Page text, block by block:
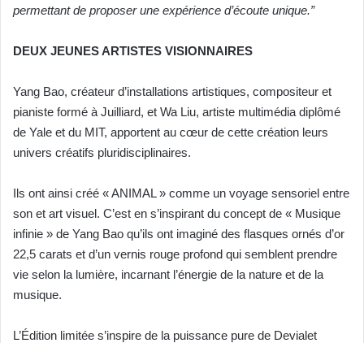
permettant de proposer une expérience d’écoute unique.”
DEUX JEUNES ARTISTES VISIONNAIRES
Yang Bao, créateur d’installations artistiques, compositeur et
pianiste formé à Juilliard, et Wa Liu, artiste multimédia diplômé
de Yale et du MIT, apportent au cœur de cette création leurs
univers créatifs pluridisciplinaires.
Ils ont ainsi créé « ANIMAL » comme un voyage sensoriel entre
son et art visuel. C’est en s’inspirant du concept de « Musique
infinie » de Yang Bao qu’ils ont imaginé des flasques ornés d’or
22,5 carats et d’un vernis rouge profond qui semblent prendre
vie selon la lumière, incarnant l’énergie de la nature et de la
musique.
L’Édition limitée s’inspire de la puissance pure de Devialet